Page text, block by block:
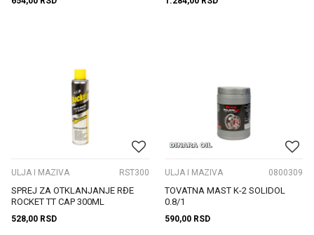
ULJA I MAZIVA RST300
SPREJ ZA OTKLANJANJE RĐE
ROCKET TT CAP 300ML
528,00 RSD
ULJA I MAZIVA 0800309
TOVATNA MAST K-2 SOLIDOL
0.8/1
590,00 RSD